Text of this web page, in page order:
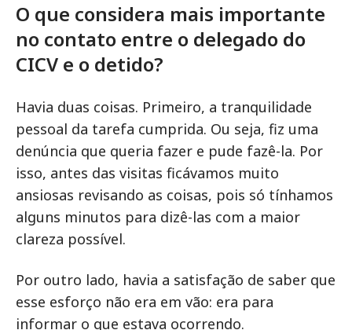
O que considera mais importante
no contato entre o delegado do
CICV e o detido?
Havia duas coisas. Primeiro, a tranquilidade
pessoal da tarefa cumprida. Ou seja, fiz uma
denúncia que queria fazer e pude fazê-la. Por
isso, antes das visitas ficávamos muito
ansiosas revisando as coisas, pois só tínhamos
alguns minutos para dizê-las com a maior
clareza possível.
Por outro lado, havia a satisfação de saber que
esse esforço não era em vão: era para
informar o que estava ocorrendo.